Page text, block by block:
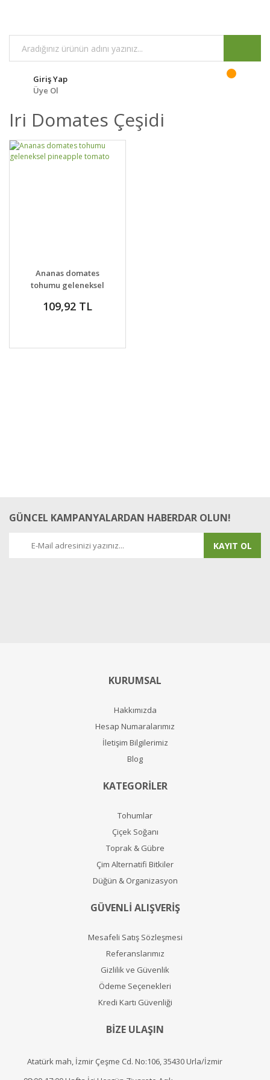
Giriş Yap
Üye Ol
Iri Domates Çeşidi
DETAYLAR SEPETE EKLE
Ananas domates
tohumu geleneksel
109,92 TL
GÜNCEL KAMPANYALARDAN HABERDAR OLUN!
KAYIT OL
KURUMSAL
Hakkımızda
Hesap Numaralarımız
İletişim Bilgilerimiz
Blog
KATEGORİLER
Tohumlar
Çiçek Soğanı
Toprak & Gübre
Çim Alternatifi Bitkiler
Düğün & Organizasyon
GÜVENLİ ALIŞVERİŞ
Mesafeli Satış Sözleşmesi
Referanslarımız
Gizlilik ve Güvenlik
Ödeme Seçenekleri
Kredi Kartı Güvenliği
BİZE ULAŞIN
Atatürk mah, İzmir Çeşme Cd. No:106, 35430 Urla/İzmir